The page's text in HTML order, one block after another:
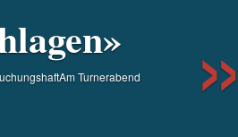
Turnerabend